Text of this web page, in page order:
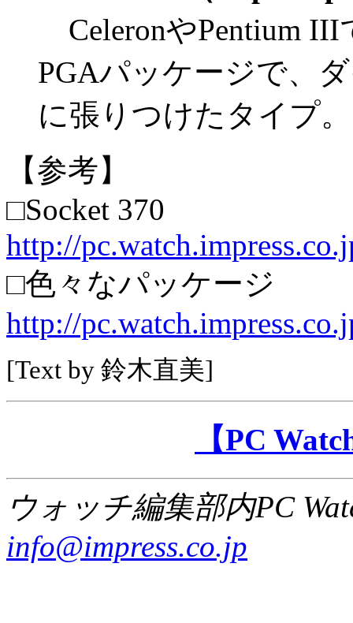
CeleronやPentium
PGAパッケージで、
に張りつけたタイプ。
【参考】
□Socket 370
http://
□色々なパッケージ
http://
[Text by 鈴木直美]
【PC
ウォッチ編集部内PC
info@impress.co.jp